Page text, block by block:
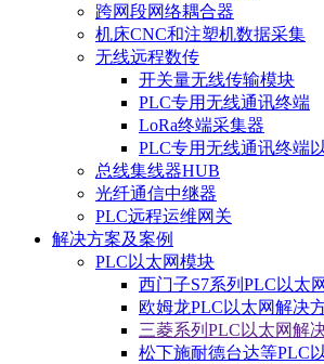
跨网段网络耦合器
机床CNC和注塑机数据采集
无线远程数传
开关量无线传输模块
PLC专用无线通讯终端
LoRa终端采集器
PLC专用无线通讯终端
总线集线器HUB
光纤通信中继器
PLC远程运维网关
解决方案及案例
PLC以太网模块
西门子S7系列PLC以太
欧姆龙PLC以太网解决
三菱系列PLC以太网解
松下施耐德台达等PLC